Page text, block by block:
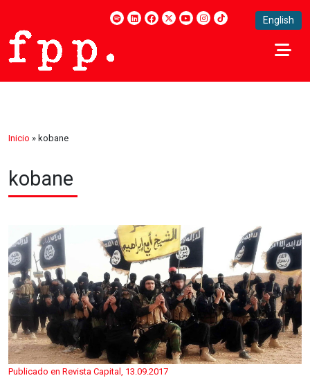
English
Inicio » kobane
kobane
Publicado en Revista Capital, 13.09.2017